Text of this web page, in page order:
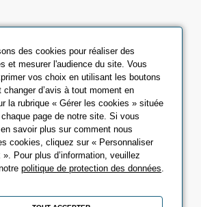
des cookies pour réaliser des
et mesurer l'audience du site. Vous
vos choix en utilisant les boutons
changer d’avis à tout moment en
la rubrique « Gérer les cookies » située
page de notre site. Si vous
savoir plus sur comment nous
cookies, cliquez sur « Personnaliser
Pour plus d’information, veuillez
politique de protection des données.